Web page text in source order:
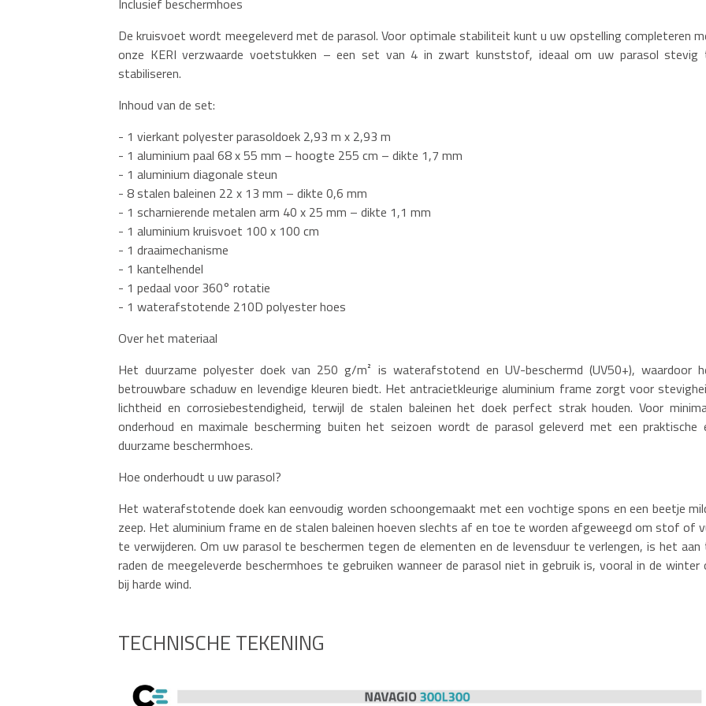
Inclusief beschermhoes
De kruisvoet wordt meegeleverd met de parasol. Voor optimale stabiliteit kunt u uw opstelling completeren
onze KERI verzwaarde voetstukken – een set van 4 in zwart kunststof, ideaal om uw parasol stevig
stabiliseren.
Inhoud van de set:
- 1 vierkant polyester parasoldoek 2,93 m x 2,93 m
- 1 aluminium paal 68 x 55 mm – hoogte 255 cm – dikte 1,7 mm
- 1 aluminium diagonale steun
- 8 stalen baleinen 22 x 13 mm – dikte 0,6 mm
- 1 scharnierende metalen arm 40 x 25 mm – dikte 1,1 mm
- 1 aluminium kruisvoet 100 x 100 cm
- 1 draaimechanisme
- 1 kantelhendel
- 1 pedaal voor 360° rotatie
- 1 waterafstotende 210D polyester hoes
Over het materiaal
Het duurzame polyester doek van 250 g/m² is waterafstotend en UV-beschermd (UV50+), waardoor
betrouwbare schaduw en levendige kleuren biedt. Het antracietkleurige aluminium frame zorgt voor
lichtheid en corrosiebestendigheid, terwijl de stalen baleinen het doek perfect strak houden. Voor
onderhoud en maximale bescherming buiten het seizoen wordt de parasol geleverd met een praktische
duurzame beschermhoes.
Hoe onderhoudt u uw parasol?
Het waterafstotende doek kan eenvoudig worden schoongemaakt met een vochtige spons en een beetje
zeep. Het aluminium frame en de stalen baleinen hoeven slechts af en toe te worden afgeweegd om stof of
te verwijderen. Om uw parasol te beschermen tegen de elementen en de levensduur te verlengen, is het aan
raden de meegeleverde beschermhoes te gebruiken wanneer de parasol niet in gebruik is, vooral in de winter
bij harde wind.
TECHNISCHE TEKENING